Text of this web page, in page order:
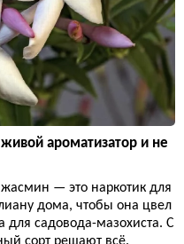
ароматизатор и не
— это наркотик для
дома, чтобы она цвел
для садовода-мазохиста. С